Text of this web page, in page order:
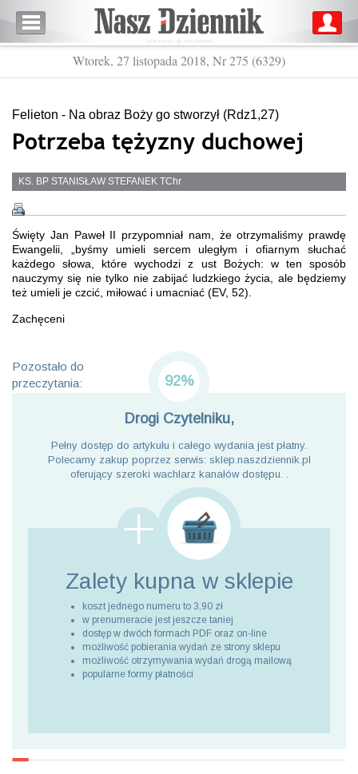
Wtorek, 27 listopada 2018, Nr 275 (6329)
Felieton - Na obraz Boży go stworzył (Rdz1,27)
Potrzeba tężyzny duchowej
KS. BP STANISŁAW STEFANEK TChr
Święty Jan Paweł II przypomniał nam, że otrzymaliśmy prawdę
Ewangelii, „byśmy umieli sercem uległym i ofiarnym słuchać
każdego słowa, które wychodzi z ust Bożych: w ten sposób
nauczymy się nie tylko nie zabijać ludzkiego życia, ale będziemy
też umieli je czcić, miłować i umacniać (EV, 52).
Zachęceni
Pozostało do
przeczytania:
92%
Drogi Czytelniku,
Pełny dostęp do artykułu i całego wydania jest płatny.
Polecamy zakup poprzez serwis: sklep.naszdziennik.pl
oferujący szeroki wachlarz kanałów dostępu. .
Zalety kupna w sklepie
koszt jednego numeru to 3,90 zł
w prenumeracie jest jeszcze taniej
dostęp w dwóch formach PDF oraz on-line
możliwość pobierania wydań ze strony sklepu
możliwość otrzymywania wydań drogą mailową
popularne formy płatności